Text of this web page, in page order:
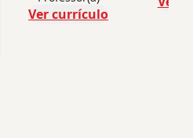
Ver currículo